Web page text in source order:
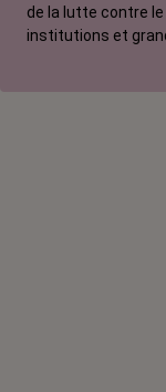
de la lutte contre
institutions et